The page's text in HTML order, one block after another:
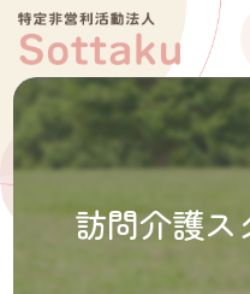
訪問介護ス